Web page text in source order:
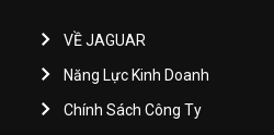
VỀ JAGUAR
Năng Lực Kinh Doanh
Chính Sách Công Ty